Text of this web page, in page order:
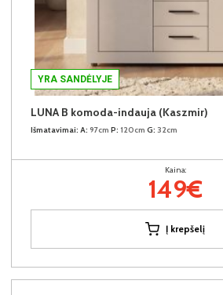
YRA SANDĖLYJE
LUNA B komoda-indauja (Kaszmir)
Išmatavimai: A: 97cm P: 120cm G: 32cm
Kaina:
149€
Į krepšelį